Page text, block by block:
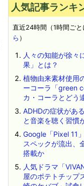
人気記事ランキ
直近24時間（1時間ご
ら ）
人々の知能が徐々
果」とは？
植物由来素材使用
ーコーラ「green
カ・コーラとどう
ADHDの症状があ
と音楽を聴く習慣
Google「Pixel 11
スペックが流出、
搭載か
人気ドラマ「
屋のポテトチップ